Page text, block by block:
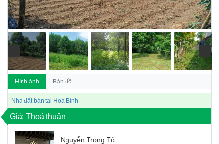
Hình ảnh Bản đồ
Nhà đất bán tại Hoà Bình
Giá: Thoả thuận
Nguyễn Trọng Tỏ